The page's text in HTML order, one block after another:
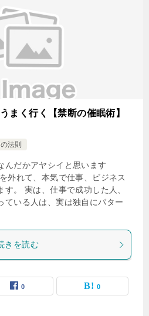
まく行く【禁断の催眠術】
法則
んだかアヤシイと思います
外れて、本気で仕事、ビジネス
。 実は、仕事で成功した人、
ている人は、実は独自にパター
きを読む
0 0